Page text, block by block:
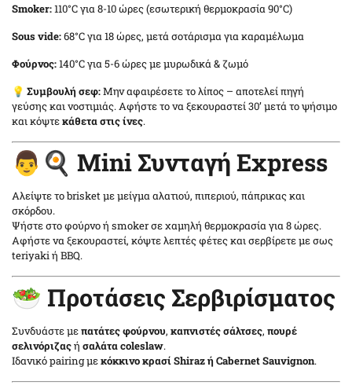
Smoker:110°C για 8-10 ώρες (εσωτερική θερμοκρασία 90°C)
Sous vide:68°C για 18 ώρες, μετά σοτάρισμα για καραμέλωμα
Φούρνος:140°C για 5-6 ώρες με μυρωδικά & ζωμό
💡 Συμβουλή σεφ:Μην αφαιρέσετε το λίπος – αποτελεί πηγή
γεύσης και νοστιμιάς. Αφήστε το να ξεκουραστεί 30’ μετά το ψήσιμο
και κόψτεκάθετα στις ίνες.
👨🍳 Mini Συνταγή Express
Αλείψτε το brisket με μείγμα αλατιού, πιπεριού, πάπρικας και
σκόρδου.
Ψήστε στο φούρνο ή smoker σε χαμηλή θερμοκρασία για 8 ώρες.
Αφήστε να ξεκουραστεί, κόψτε λεπτές φέτες και σερβίρετε με σως
teriyaki ή BBQ.
🥗 Προτάσεις Σερβιρίσματος
Συνδυάστε μεπατάτες φούρνου, καπνιστές σάλτσες, πουρέ
σελινόριζαςή σαλάτα coleslaw.
Ιδανικό pairing μεκόκκινο κρασί Shiraz ή Cabernet Sauvignon.